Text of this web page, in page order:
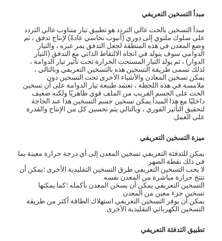
مبدأ التسخين التعريفي
مبدأ التسخين بالحث عالي التردد هو تطبيق تيار متناوب عالي التردد
على سلوك ملتوي إلى دوري (أنبوب نحاسي عادةً) لإنتاج تدفق ، ثم
وضع المعدن في هذه المنطقة لجعل التدفق يمر عبره ، والتيار
الدوامي سوف يتولد في اتجاه الالتقاط الذاتي مع التدفق (التيار
الدوار) ، ثم يولد التيار المستحث الحرارة تحت تأثير تيار الدوامة ،
لذلك تسمى طريقة التسخين هذه بالتسخين التعريفي.وبالتالي ،
يمكن تسخين المعادن والأشياء الأخرى تحت التسخين دون
ملامسة.في هذه اللحظة ، تعتمد طبيعة تيار الدوامة على أن تسخين
الحث على الجسم القريب من الملف قوي ظاهريًا ولكنه ضعيف
داخليًا.مع هذا المبدأ.يمكن تسخين جسم التسخين هذا عند الحاجة
لتحقيق التأثير الفوري ، وبالتالي يتم تحسين كل من الإنتاج والقدرة
على العمل.
ميزة التسخين التعريفي
يمكن للتدفئة التعريفي تسخين المعدن إلى أي درجة حرارة معينة بما
في ذلك نقطة الصهر.
لا يحب التسخين التعريفي طرق التسخين التقليدية الأخرى ؛يمكن أن
تنتج حرارة مباشرة من المعدن نفسه.
التسخين التعريفي يمكن أن يسخن المعدن بأكمله ؛كما يمكنها
تسخين جزء معين من المعدن.
يمكن أن يوفر التسخين التعريفي استهلاك الطاقة أكثر من طريقة
التسخين الكهربائي التقليدية الأخرى.
تطبيق التدفئة التعريفي